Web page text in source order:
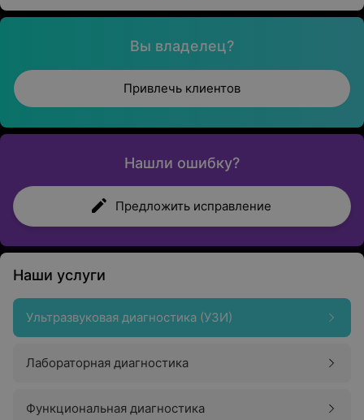
Вы владелец?
Привлечь клиентов
Нашли ошибку?
Предложить исправление
Наши услуги
Ультразвуковая диагностика (УЗИ)
Лабораторная диагностика
Функциональная диагностика